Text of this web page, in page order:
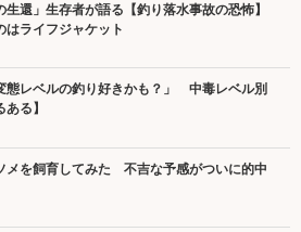
生還」生存者が語る【釣り落水事故の恐怖】
はライフジャケット
態レベルの釣り好きかも？」 中毒レベル別
ある】
メを飼育してみた 不吉な予感がついに的中